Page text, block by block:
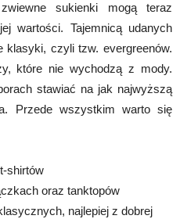
sukienki mogą teraz
wartości. Tajemnicą udanych
klasyki, czyli tzw. evergreenów.
które nie wychodzą z mody.
stawiać na jak najwyższą
Przede wszystkim warto się
shirtów
oraz tanktopów
najlepiej z dobrej